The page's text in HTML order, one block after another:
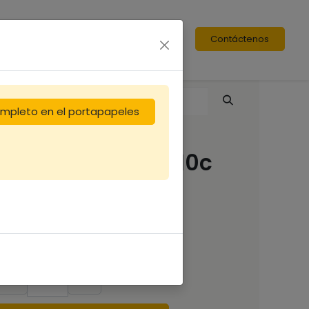
Contáctenos
Couvre-cadre Dt10c
€
en el portapapeles